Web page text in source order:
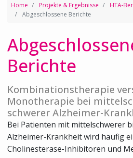
Home Projekte & Ergebnisse
HTA-
Abgeschlossene Berichte
Berichte
Kombinationstherapie
Monotherapie bei
schwerer Alzheimer-
Bei Patienten mit mittelschwerer
Alzheimer-Krankheit wird häufig
Cholinesterase-Inhibitoren und